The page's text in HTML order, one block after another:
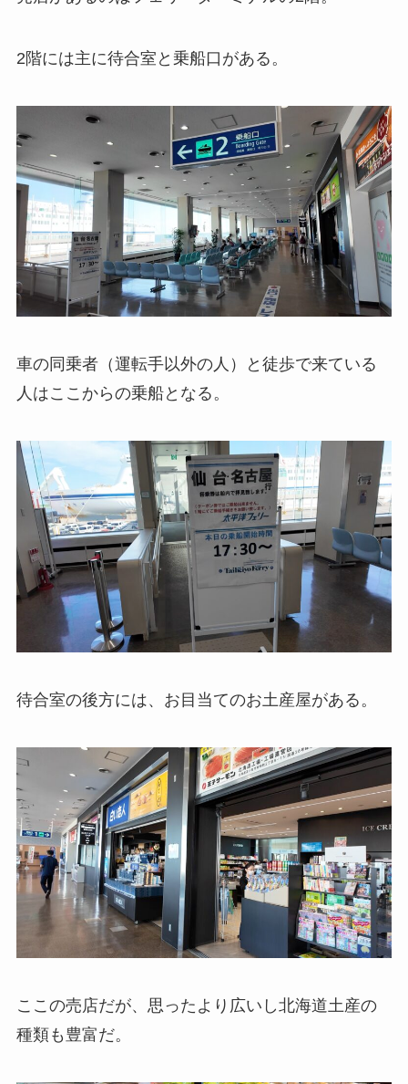
2階には主に待合室と乗船口がある。
車の同乗者（運転手以外の人）と徒歩で来ている
人はここからの乗船となる。
待合室の後方には、お目当てのお土産屋がある。
ここの売店だが、思ったより広いし北海道土産の
種類も豊富だ。